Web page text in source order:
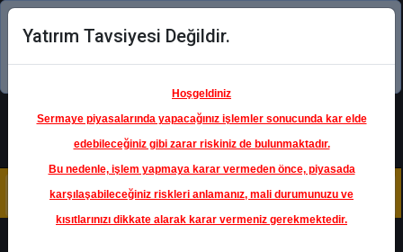
Şimdi uygulamayı indirin!
Yatırım Tavsiyesi Değildir.
Hoşgeldiniz
Sermaye piyasalarında yapacağınız işlemler sonucunda kar elde
edebileceğiniz gibi zarar riskiniz de bulunmaktadır.
Bu nedenle, işlem yapmaya karar vermeden önce, piyasada
karşılaşabileceğiniz riskleri anlamanız, mali durumunuzu ve
kısıtlarınızı dikkate alarak karar vermeniz gerekmektedir.